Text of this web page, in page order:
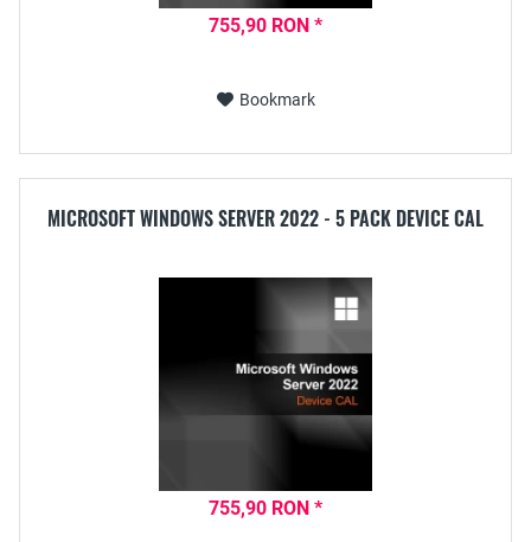
755,90 RON *
Bookmark
MICROSOFT WINDOWS SERVER 2022 - 5 PACK DEVICE CAL
755,90 RON *